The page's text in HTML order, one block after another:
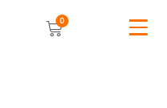
0